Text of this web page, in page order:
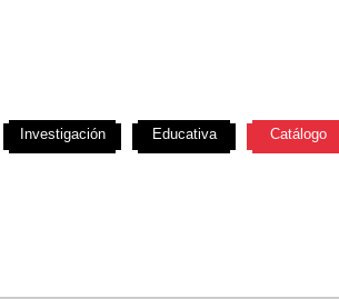
Investigación Educativa Catálogo